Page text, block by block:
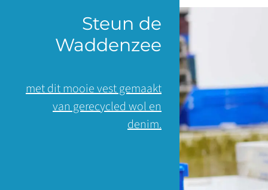
Steun de
Waddenzee
met dit mooie vest gemaakt
van gerecycled wol en
denim.